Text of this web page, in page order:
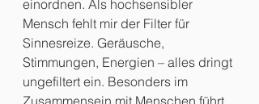
einordnen. Als hochsensibler
Mensch fehlt mir der Filter für
Sinnesreize. Geräusche,
Stimmungen, Energien – alles dringt
ungefiltert ein. Besonders im